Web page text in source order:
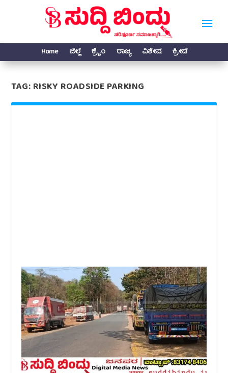
Home ಜಿಲ್ಲೆ ಕ್ರೈಂ ರಾಜ್ಯ ವಿಶೇಷ ಕ್ರೀಡೆ
TAG:RISKY ROADSIDE PARKING